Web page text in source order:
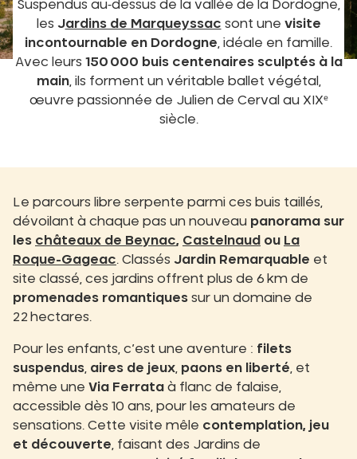
Suspendus au‑dessus de la vallée de la Dordogne,
les Jardins de Marqueyssac sont une visite
incontournable en Dordogne, idéale en famille.
Avec leurs 150 000 buis centenaires sculptés à la
main, ils forment un véritable ballet végétal,
œuvre passionnée de Julien de Cerval au XIXᵉ
siècle.
Le parcours libre serpente parmi ces buis taillés,
dévoilant à chaque pas un nouveau panorama sur
les châteaux de Beynac, Castelnaud ou La
Roque-Gageac. Classés Jardin Remarquable et
site classé, ces jardins offrent plus de 6 km de
promenades romantiques sur un domaine de
22 hectares.
Pour les enfants, c’est une aventure : filets
suspendus, aires de jeux, paons en liberté, et
même une Via Ferrata à flanc de falaise,
accessible dès 10 ans, pour les amateurs de
sensations. Cette visite mêle contemplation, jeu
et découverte, faisant des Jardins de